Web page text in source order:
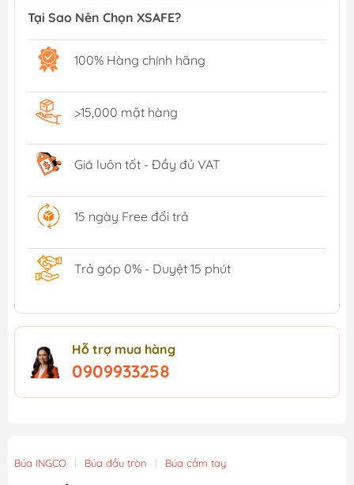
Tại Sao Nên Chọn XSAFE?
100% Hàng chính hãng
>15,000 mặt hàng
Giá luôn tốt - Đầy đủ VAT
15 ngày Free đổi trả
Trả góp 0% - Duyệt 15 phút
Hỗ trợ mua hàng
0909933258
Búa INGCO | Búa đầu tròn | Búa cầm tay